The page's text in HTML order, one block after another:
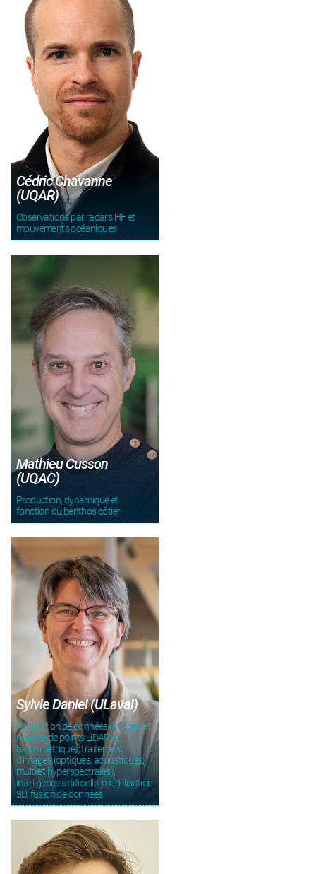
Cédric Chavanne
(UQAR)
Observations par radars HF et
mouvements océaniques
Mathieu Cusson
(UQAC)
Production, dynamique et
fonction du benthos côtier
Sylvie Daniel (ULaval)
Acquisition de données (images et
nuages de points LiDAR et
bathymétrique); traitement
d'images (optiques, acoustiques,
multi et hyperspectrales),
intelligence artificielle, modélisation
3D, fusion de données